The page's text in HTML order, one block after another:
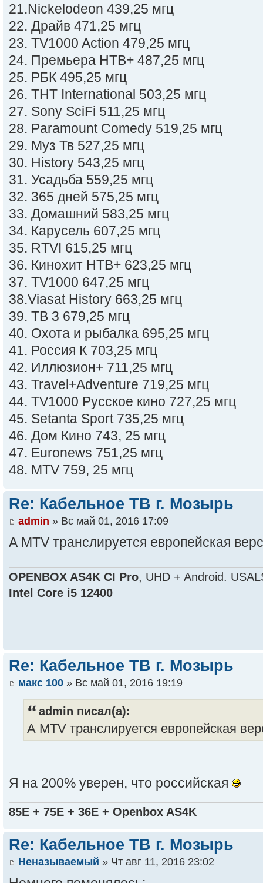
21.Nickelodeon 439,25 мгц
22. Драйв 471,25 мгц
23. TV1000 Action 479,25 мгц
24. Премьера НТВ+ 487,25 мгц
25. РБК 495,25 мгц
26. ТНТ International 503,25 мгц
27. Sony SciFi 511,25 мгц
28. Paramount Comedy 519,25 мгц
29. Муз Тв 527,25 мгц
30. History 543,25 мгц
31. Усадьба 559,25 мгц
32. 365 дней 575,25 мгц
33. Домашний 583,25 мгц
34. Карусель 607,25 мгц
35. RTVI 615,25 мгц
36. Кинохит НТВ+ 623,25 мгц
37. TV1000 647,25 мгц
38.Viasat History 663,25 мгц
39. ТВ 3 679,25 мгц
40. Охота и рыбалка 695,25 мгц
41. Россия К 703,25 мгц
42. Иллюзион+ 711,25 мгц
43. Travel+Adventure 719,25 мгц
44. TV1000 Русское кино 727,25 мгц
45. Setanta Sport 735,25 мгц
46. Дом Кино 743, 25 мгц
47. Euronews 751,25 мгц
48. MTV 759, 25 мгц
Re: Кабельное ТВ г. Мозырь
admin » Вс май 01, 2016 17:09
А MTV транслируется европейская
OPENBOX AS4K CI Pro, UHD + Android.
Intel Core i5 12400
Re: Кабельное ТВ г. Мозырь
макс 100 » Вс май 01, 2016 19:19
admin писал(а):
А MTV транслируется европейская
Я на 200% уверен, что российская
85E + 75E + 36E + Openbox AS4K
Re: Кабельное ТВ г. Мозырь
Неназываемый » Чт авг 11, 2016 23:02